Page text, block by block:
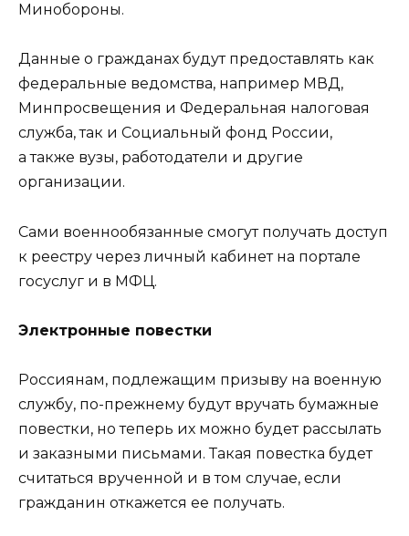
Минобороны.
Данные о гражданах будут предоставлять как
федеральные ведомства, например МВД,
Минпросвещения и Федеральная налоговая
служба, так и Социальный фонд России,
а также вузы, работодатели и другие
организации.
Сами военнообязанные смогут получать доступ
к реестру через личный кабинет на портале
госуслуг и в МФЦ.
Электронные повестки
Россиянам, подлежащим призыву на военную
службу, по-прежнему будут вручать бумажные
повестки, но теперь их можно будет рассылать
и заказными письмами. Такая повестка будет
считаться врученной и в том случае, если
гражданин откажется ее получать.